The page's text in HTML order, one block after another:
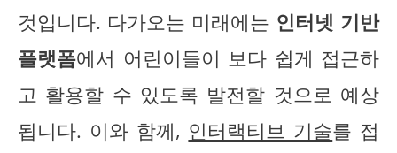
것입니다. 다가오는 미래에는 인터넷 기반
플랫폼에서 어린이들이 보다 쉽게 접근하
고 활용할 수 있도록 발전할 것으로 예상
됩니다. 이와 함께, 인터랙티브 기술를 접